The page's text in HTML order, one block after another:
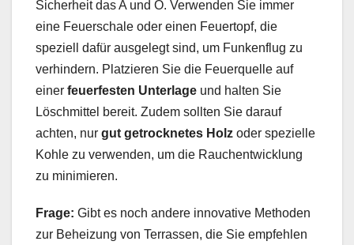
Sicherheit das A und O. Verwenden Sie immer
eine Feuerschale oder einen Feuertopf, die
speziell dafür ausgelegt sind, um Funkenflug zu
verhindern. Platzieren Sie die Feuerquelle auf
einer feuerfesten Unterlage und halten Sie
Löschmittel bereit. Zudem sollten Sie darauf
achten, nur gut getrocknetes Holz oder spezielle
Kohle zu verwenden, um die Rauchentwicklung
zu minimieren.
Frage: Gibt es noch andere innovative Methoden
zur Beheizung von Terrassen, die Sie empfehlen